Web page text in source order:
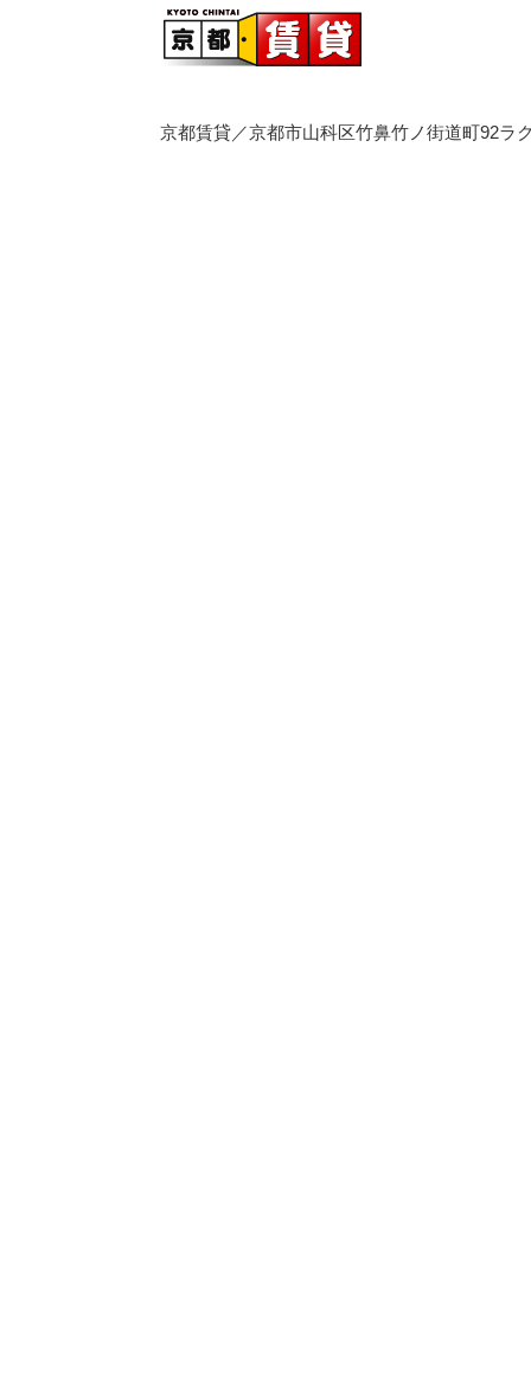
京都賃貸／京都市山科区竹鼻竹ノ街道町92ラ